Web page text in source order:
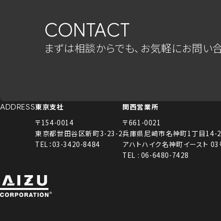
CONTACT
まずは相談からでも、お気軽にお問い
ADDRESS東京支社
〒154-0014
東京都世田谷区新町3-23-2
TEL：03-3420-8484
関西営業所
〒661-0021
兵庫県尼崎市名神町1丁目14-
アハトハイク名神町イースト 03
TEL : 06-6480-7428